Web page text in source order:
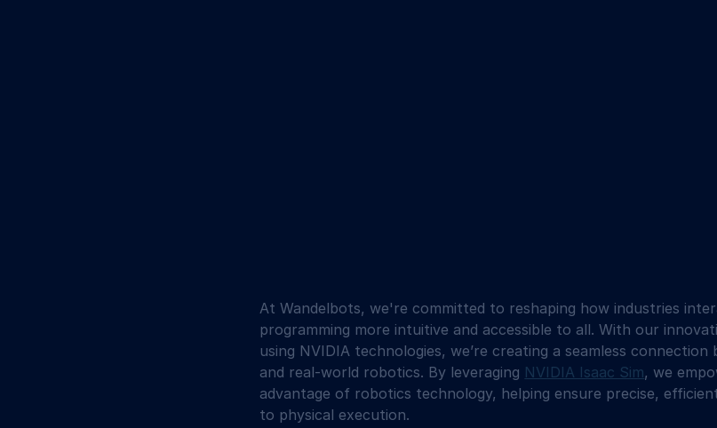
At Wandelbots, we're committed to reshaping how industries
programming more intuitive and accessible to all. With our
using NVIDIA technologies, we’re creating a seamless
and real-world robotics. By leveraging NVIDIA Isaac Sim, we
advantage of robotics technology, helping ensure precise,
to physical execution.